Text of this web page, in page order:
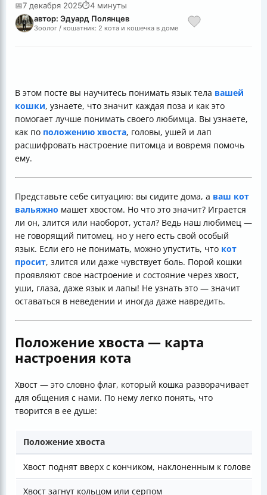
📅7 декабря 2025⏱4 минуты
автор: Эдуард Полянцев
Зоолог / кошатник: 2 кота и кошечка в доме
В этом посте вы научитесь понимать язык тела вашей
кошки, узнаете, что значит каждая поза и как это
помогает лучше понимать своего любимца. Вы узнаете,
как по положению хвоста, головы, ушей и лап
расшифровать настроение питомца и вовремя помочь
ему.
Представьте себе ситуацию: вы сидите дома, а ваш кот
вальяжно машет хвостом. Но что это значит? Играется
ли он, злится или наоборот, устал? Ведь наш любимец —
не говорящий питомец, но у него есть свой особый
язык. Если его не понимать, можно упустить, что кот
просит, злится или даже чувствует боль. Порой кошки
проявляют свое настроение и состояние через хвост,
уши, глаза, даже язык и лапы! Не узнать это — значит
оставаться в неведении и иногда даже навредить.
Положение хвоста — карта
настроения кота
Хвост — это словно флаг, который кошка разворачивает
для общения с нами. По нему легко понять, что
творится в ее душе:
Положение хвоста
Хвост поднят вверх с кончиком, наклоненным к голове
Хвост загнут кольцом или серпом